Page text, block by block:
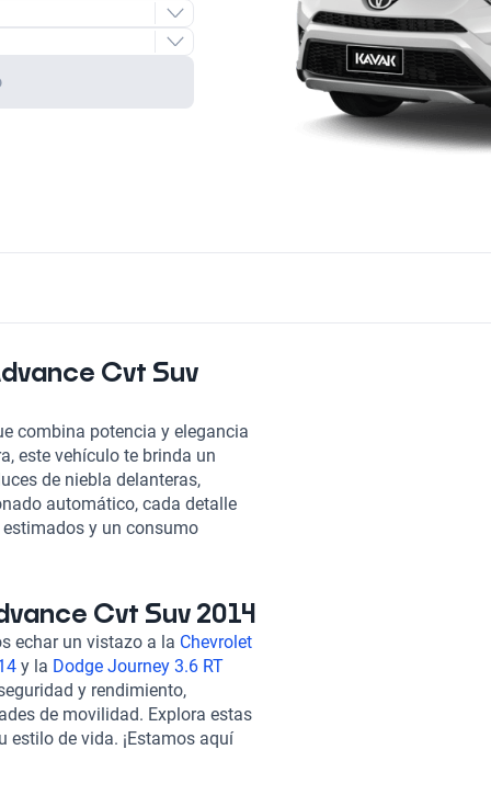
Cvt Suv
combina potencia y elegancia
este vehículo te brinda un
de niebla delanteras,
automático, cada detalle
y un consumo
entre potencia y eficiencia.
CVT 2014, la aventura y la
única!Cvt Suv 2014
echar un vistazo a la Chevrolet
y la Dodge Journey 3.6 RT
y rendimiento,
de movilidad. Explora estas
estilo de vida. ¡Estamos aquí